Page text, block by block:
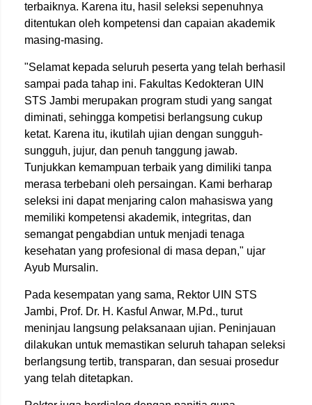
terbaiknya. Karena itu, hasil seleksi sepenuhnya
ditentukan oleh kompetensi dan capaian akademik
masing-masing.
"Selamat kepada seluruh peserta yang telah berhasil
sampai pada tahap ini. Fakultas Kedokteran UIN
STS Jambi merupakan program studi yang sangat
diminati, sehingga kompetisi berlangsung cukup
ketat. Karena itu, ikutilah ujian dengan sungguh-
sungguh, jujur, dan penuh tanggung jawab.
Tunjukkan kemampuan terbaik yang dimiliki tanpa
merasa terbebani oleh persaingan. Kami berharap
seleksi ini dapat menjaring calon mahasiswa yang
memiliki kompetensi akademik, integritas, dan
semangat pengabdian untuk menjadi tenaga
kesehatan yang profesional di masa depan," ujar
Ayub Mursalin.
Pada kesempatan yang sama, Rektor UIN STS
Jambi, Prof. Dr. H. Kasful Anwar, M.Pd., turut
meninjau langsung pelaksanaan ujian. Peninjauan
dilakukan untuk memastikan seluruh tahapan seleksi
berlangsung tertib, transparan, dan sesuai prosedur
yang telah ditetapkan.